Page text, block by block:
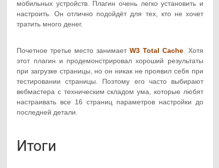
мобильных устройств. Плагин очень легко установить и
настроить. Он отлично подойдёт для тех, кто не хочет
тратить много денег.
Почетное третье место занимает W3 Total Cache. Хотя
этот плагин и продемонстрировал хороший результаты
при загрузке страницы, но он никак не проявил себя при
тестировании страницы. Поэтому его часто выбирают
вебмастера с техническим складом ума, которые любят
настраивать все 16 страниц параметров настройки до
последней детали.
Итоги